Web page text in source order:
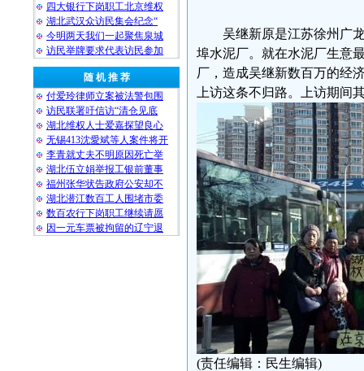
四大银行下岗职工北京维权
湖北武汉众访民集会纪念“
今明两天我们一起聚焦泉城
访民举牌要求代表访民参加
随 机 推 荐
付爱玲律师立案被法警包围
访民联署吁信访“清仓见底
湖北维权人士爱嘉探望良心
无锡413沈愛斌等人案件将开
李青就丈夫不明原因死亡举
湖北伍立娟举报工银前董事
福州张华状告政府公安却不
湖北潜江数百工人围堵市委
数百农行下岗职工继续请愿
因一元车票被拘留的辽宁退
吴继新原是江苏徐州广
埠水泥厂。就在水泥厂生意
厂，造成吴继新数百万的经
上访这条不归路。上访期间
(责任编辑：民生编辑)